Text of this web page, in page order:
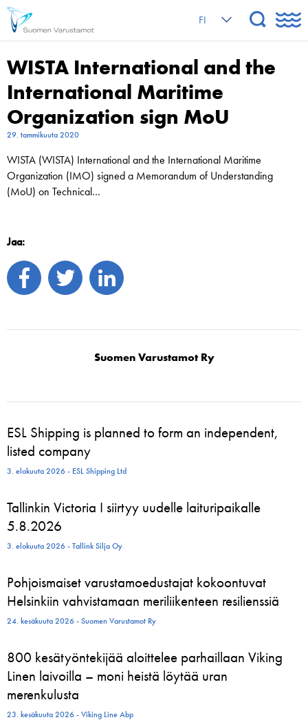
FI
WISTA International and the
International Maritime
Organization sign MoU
29. tammikuuta 2020
WISTA (WISTA) International and the International Maritime
Organization (IMO) signed a Memorandum of Understanding
(MoU) on Technical…
Jaa:
Suomen Varustamot Ry
ESL Shipping is planned to form an independent,
listed company
3. elokuuta 2026 - ESL Shipping Ltd
Tallinkin Victoria I siirtyy uudelle laituripaikalle
5.8.2026
3. elokuuta 2026 - Tallink Silja Oy
Pohjoismaiset varustamoedustajat kokoontuvat
Helsinkiin vahvistamaan meriliikenteen resilienssiä
24. kesäkuuta 2026 - Suomen Varustamot Ry
800 kesätyöntekijää aloittelee parhaillaan Viking
Linen laivoilla – moni heistä löytää uran
merenkulusta
23. kesäkuuta 2026 - Viking Line Abp